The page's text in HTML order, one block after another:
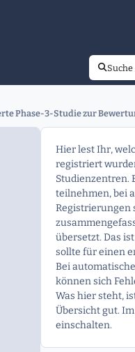
Suche
Phase-3-Studie zur
Hier lest Ihr,
registriert
Studienzentren.
teilnehmen, bei
Registrierungen
übersetzt. Das
sollte für einen
Bei
können sich
Was hier steht,
Übersicht gut.
einschalten.